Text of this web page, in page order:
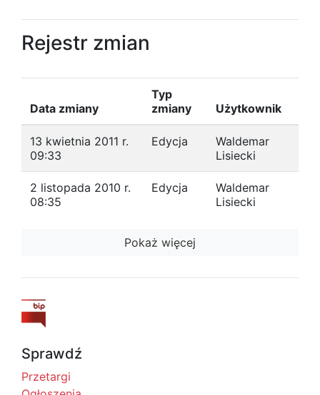
Rejestr zmian
Data zmiany
Typ
zmiany
Użytkownik
13 kwietnia 2011 r.
09:33
Edycja
Waldemar
Lisiecki
2 listopada 2010 r.
08:35
Edycja
Waldemar
Lisiecki
Pokaż więcej
Sprawdź
Przetargi